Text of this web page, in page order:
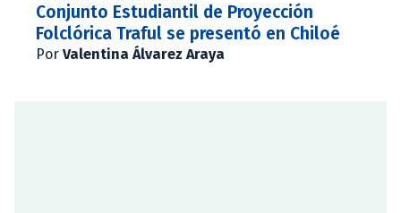
Conjunto Estudiantil de Proyección
Folclórica Traful se presentó en Chiloé
Por Valentina Álvarez Araya